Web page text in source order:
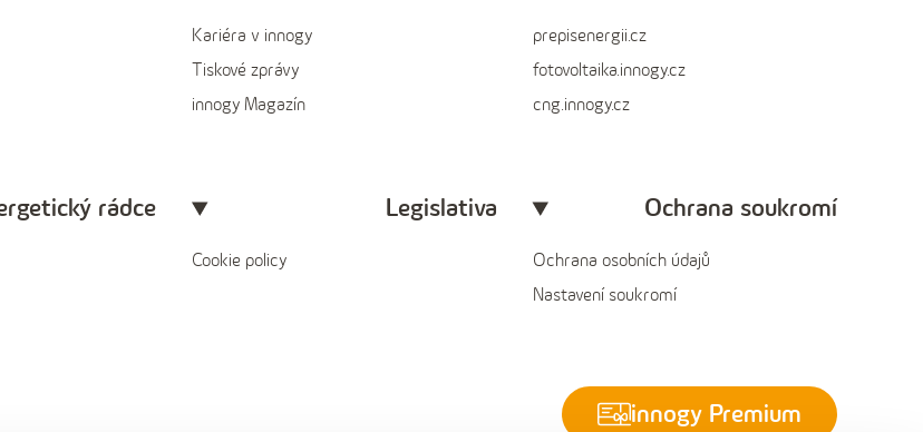
Kariéra v innogy
Tiskové zprávy
innogy Magazín
prepisenergii.cz
fotovoltaika.innogy.cz
cng.innogy.cz
rádce Legislativa
Cookie policy
Ochrana soukromí
Ochrana osobních údajů
Nastavení soukromí
innogy Premium